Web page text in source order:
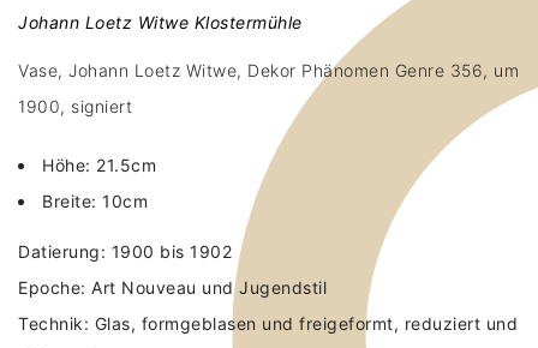
Johann Loetz Witwe Klostermühle
Vase, Johann Loetz Witwe, Dekor Phänomen Genre 356, um
1900, signiert
Höhe: 21.5cm
Breite: 10cm
Datierung: 1900 bis 1902
Epoche: Art Nouveau und Jugendstil
Technik: Glas, formgeblasen und freigeformt, reduziert und